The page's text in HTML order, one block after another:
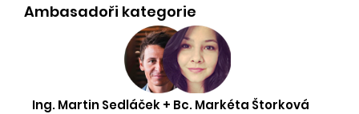
Ambasadoři kategorie
Ing. Martin Sedláček + Bc. Markéta Štorková